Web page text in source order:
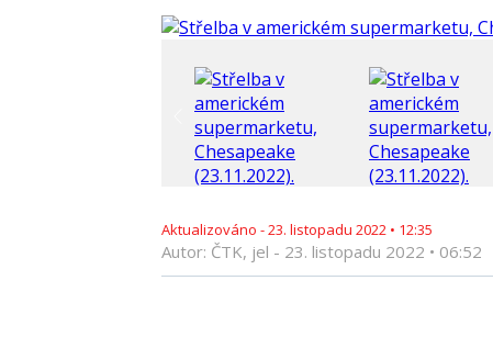
Aktualizováno -23. listopadu 2022 • 12:35
Autor: ČTK, jel - 23. listopadu 2022 • 06:52